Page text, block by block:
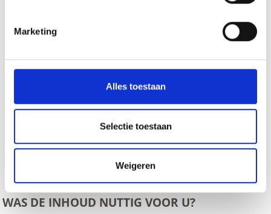
Marketing
Alles toestaan
Selectie toestaan
Weigeren
WAS DE INHOUD NUTTIG VOOR U?